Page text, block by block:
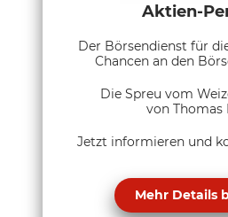
Aktien-
Der Börsendienst für
Chancen an den
Die Spreu vom
von Thomas
Jetzt informieren und
Mehr Details